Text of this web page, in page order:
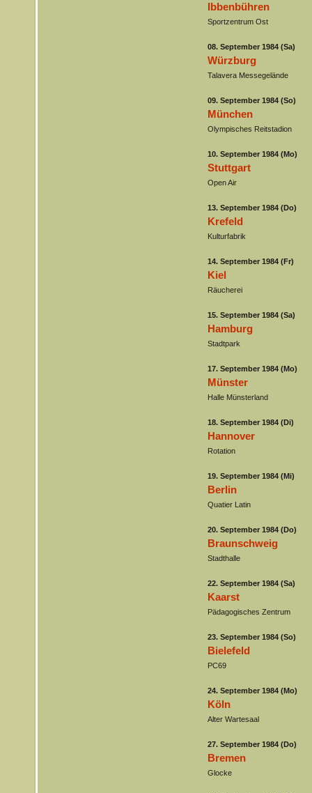
Ibbenbühren
Sportzentrum Ost
08. September 1984 (Sa)
Würzburg
Talavera Messegelände
09. September 1984 (So)
München
Olympisches Reitstadion
10. September 1984 (Mo)
Stuttgart
Open Air
13. September 1984 (Do)
Krefeld
Kulturfabrik
14. September 1984 (Fr)
Kiel
Räucherei
15. September 1984 (Sa)
Hamburg
Stadtpark
17. September 1984 (Mo)
Münster
Halle Münsterland
18. September 1984 (Di)
Hannover
Rotation
19. September 1984 (Mi)
Berlin
Quatier Latin
20. September 1984 (Do)
Braunschweig
Stadthalle
22. September 1984 (Sa)
Kaarst
Pädagogisches Zentrum
23. September 1984 (So)
Bielefeld
PC69
24. September 1984 (Mo)
Köln
Alter Wartesaal
27. September 1984 (Do)
Bremen
Glocke